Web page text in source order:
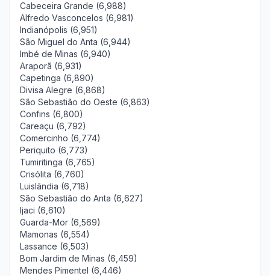
Cabeceira Grande (6,988)
Alfredo Vasconcelos (6,981)
Indianópolis (6,951)
São Miguel do Anta (6,944)
Imbé de Minas (6,940)
Araporã (6,931)
Capetinga (6,890)
Divisa Alegre (6,868)
São Sebastião do Oeste (6,863)
Confins (6,800)
Careaçu (6,792)
Comercinho (6,774)
Periquito (6,773)
Tumiritinga (6,765)
Crisólita (6,760)
Luislândia (6,718)
São Sebastião do Anta (6,627)
Ijaci (6,610)
Guarda-Mor (6,569)
Mamonas (6,554)
Lassance (6,503)
Bom Jardim de Minas (6,459)
Mendes Pimentel (6,446)